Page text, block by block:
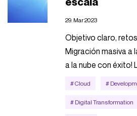
29. Mar 2023
Objetivo claro,
Migración masiva a
a la nube con éxito!
# Cloud #
# Digital Transformation